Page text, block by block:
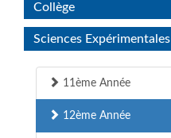
Collège
Sciences Expérimentales
11ème Année
12ème Année